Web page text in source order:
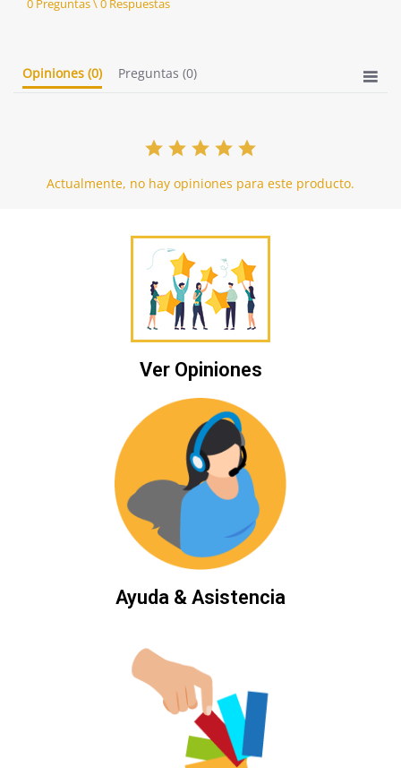
rating
0 Preguntas \ 0 Respuestas
Opiniones (0) Preguntas (0)
Actualmente, no hay opiniones para este producto.
Ver Opiniones
Ayuda & Asistencia